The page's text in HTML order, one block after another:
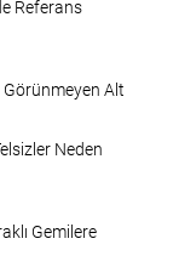
Referans
Görünmeyen Alt
Neden
Gemilere